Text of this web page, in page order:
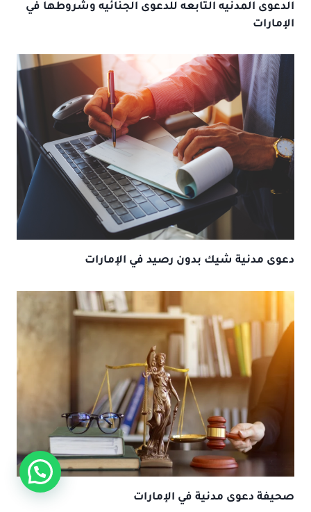
الدعوى المدنيه التابعه للدعوى الجنائيه وشروطها في
الإمارات
دعوى مدنية شيك بدون رصيد في الإمارات
صحيفة دعوى مدنية في الإمارات